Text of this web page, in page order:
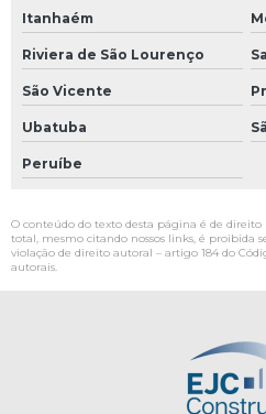
Itanhaém
Riviera de São Lourenço
São Vicente
Ubatuba
Peruíbe
O conteúdo do texto desta página é de direito
total, mesmo citando nossos links, é proibida
violação de direito autoral – artigo 184 do
autorais.